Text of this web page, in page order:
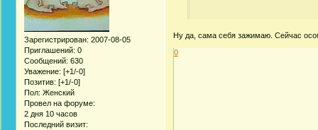
Зарегистрирован: 2007-08-05
Приглашений: 0
Сообщений: 630
Уважение: [+1/-0]
Позитив: [+1/-0]
Пол: Женский
Провел на форуме:
2 дня 10 часов
Последний визит:
Ну да, сама себя зажимаю. Сейчас
0